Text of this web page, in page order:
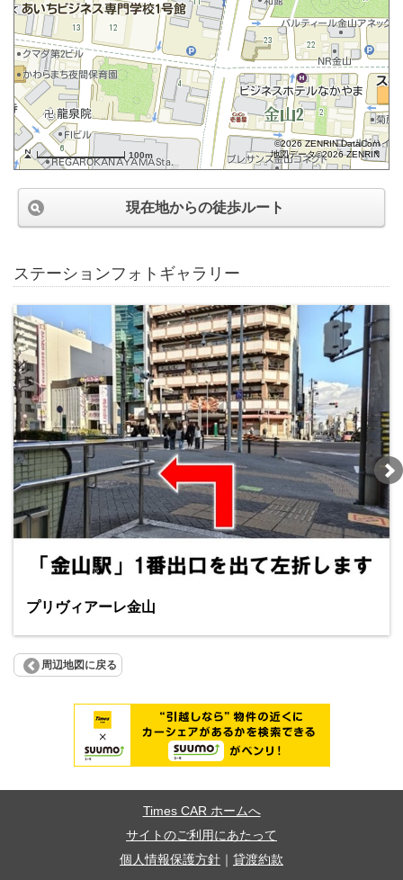
100m
©2026 ZENRIN DataCom
地図データ©2026 ZENRIN
現在地からの徒歩ルート
ステーションフォトギャラリー
プリヴィアーレ金山
周辺地図に戻る
Times CAR ホームへ
サイトのご利用にあたって
個人情報保護方針
貸渡約款